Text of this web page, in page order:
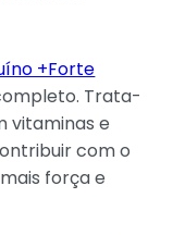
+Forte
Trata-
vitaminas e
com o
força e